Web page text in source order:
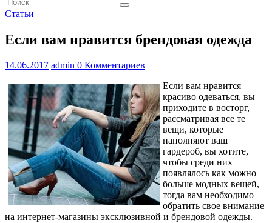
Статьи
Если вам нравится брендовая одежда
14.06.2017 admin 0 Комментариев
Если вам нравится
красиво одеваться, вы
приходите в восторг,
рассматривая все те
вещи, которые
наполняют ваш
гардероб, вы хотите,
чтобы среди них
появлялось как можно
больше модных вещей,
тогда вам необходимо
обратить свое внимание
на интернет-магазины эксклюзивной и брендовой одежды.